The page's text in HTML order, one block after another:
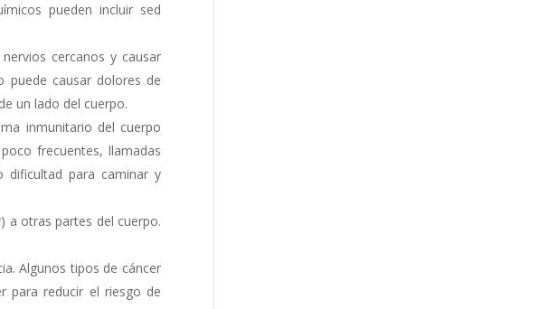
pueden incluir sed
cercanos y causar
puede causar dolores de
un lado del cuerpo.
inmunitario del cuerpo
frecuentes, llamadas
dificultad para caminar y
a otras partes del cuerpo.
Algunos tipos de cáncer
para reducir el riesgo de